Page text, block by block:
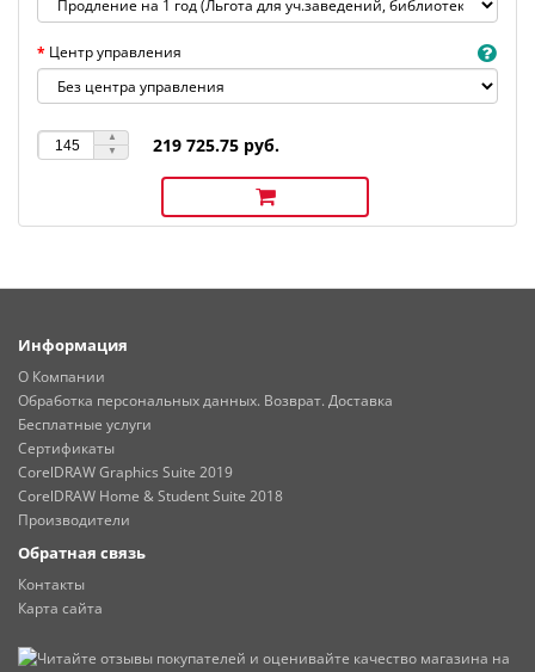
Центр управления
219 725.75 руб.
Информация
О Компании
Обработка персональных данных. Возврат. Доставка
Бесплатные услуги
Сертификаты
CorelDRAW Graphics Suite 2019
CorelDRAW Home & Student Suite 2018
Производители
Обратная связь
Контакты
Карта сайта